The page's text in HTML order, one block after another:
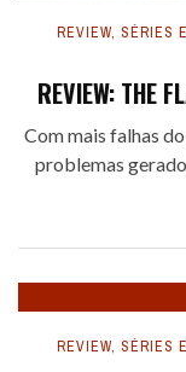
REVIEW, SÉRIES
REVIEW: THE
Com mais falhas
problemas
REVIEW, SÉRIES